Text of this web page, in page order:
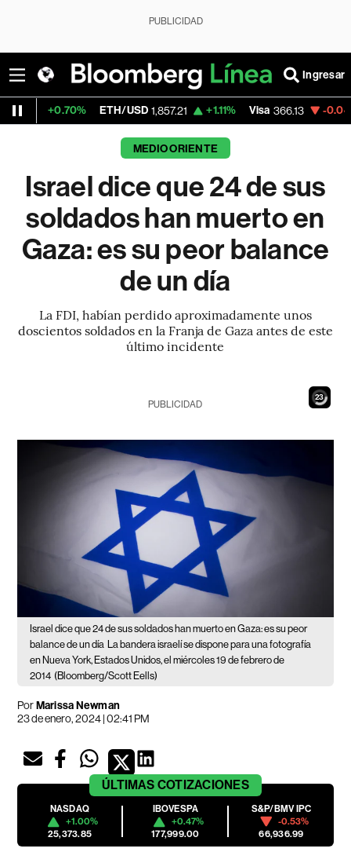
PUBLICIDAD
Ingresar
ETH/USD 1,857.21 +1.11% Visa 366.13 -0.04%
MEDIO ORIENTE
Israel dice que 24 de sus
soldados han muerto en
Gaza: es su peor balance
de un día
La FDI, habían perdido aproximadamente unos
doscientos soldados en la Franja de Gaza antes de este
último incidente
21
PUBLICIDAD
Israel dice que 24 de sus soldados han muerto en Gaza: es su peor
balance de un día La bandera israelí se dispone para una fotografía
en Nueva York, Estados Unidos, el miércoles 19 de febrero de
2014 (Bloomberg/Scott Eells)
PorMarissa Newman
23 de enero, 2024 | 02:41 PM
ÚLTIMAS COTIZACIONES
NASDAQ
+1.00%
25,373.85
IBOVESPA
+0.47%
177,999.00
S&P/BMV IPC
-0.53%
66,936.99